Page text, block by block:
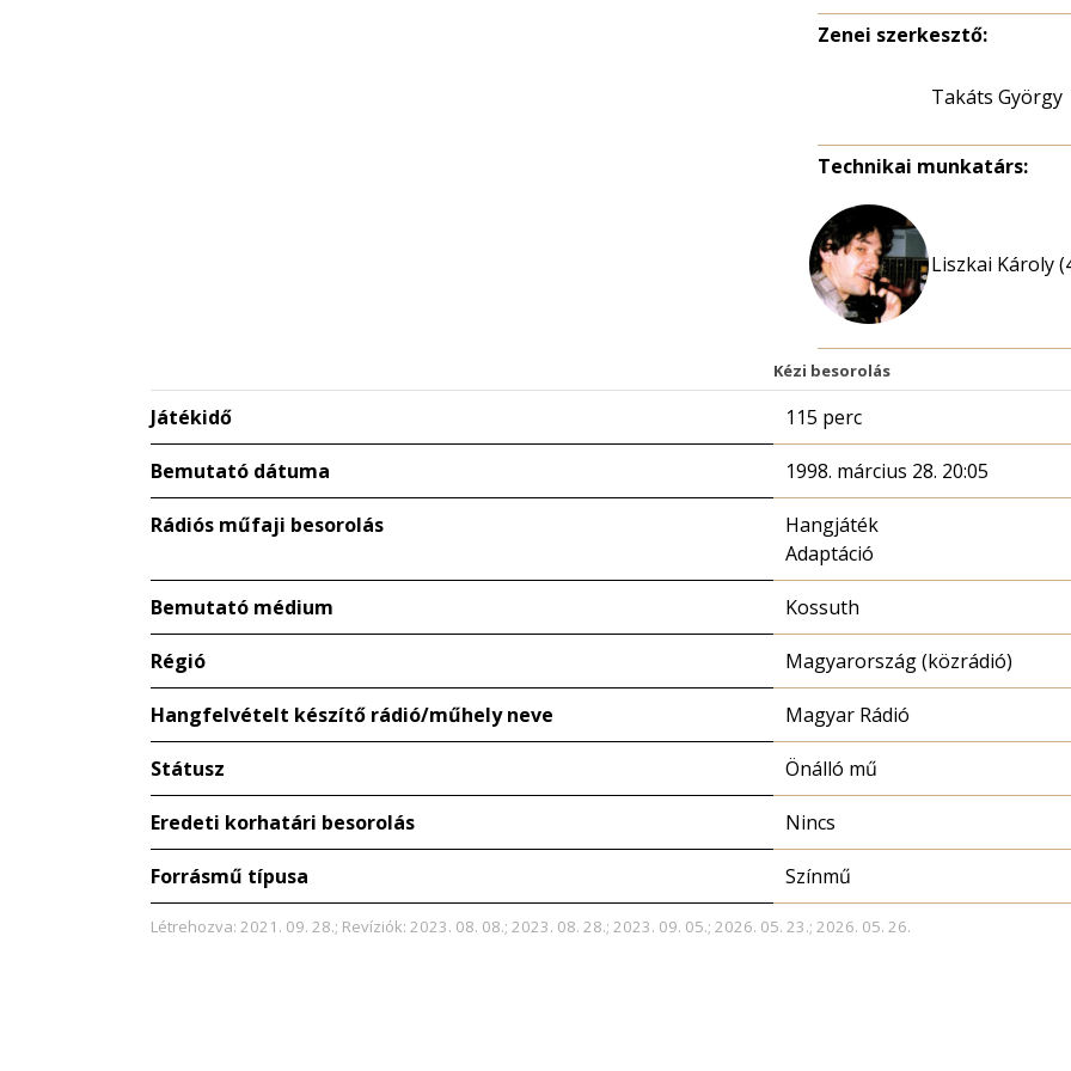
Zenei szerkesztő:
Takáts György
Technikai munkatárs:
Liszkai Károly
Kézi besorolás
Játékidő 115 perc
Bemutató dátuma 1998. március 28. 20:05
Rádiós műfaji besorolás
Hangjáték
Adaptáció
Bemutató médium Kossuth
Régió Magyarország (közrádió)
Hangfelvételt készítő rádió/műhely neve Magyar Rádió
Státusz Önálló mű
Eredeti korhatári besorolás Nincs
Forrásmű típusa Színmű
Létrehozva: 2021. 09. 28.; Revíziók: 2023. 08. 08.; 2023. 08. 28.; 2023. 09. 05.; 2026. 05. 23.; 2026. 05. 26.